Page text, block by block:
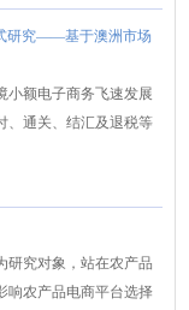
研究——基于澳洲市场
小额电子商务飞速发展
、通关、结汇及退税等
研究对象，站在农产品
响农产品电商平台选择